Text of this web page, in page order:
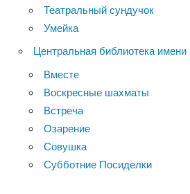
Театральный сундучок
Умейка
Центральная библиотека
Вместе
Воскресные шахматы
Встреча
Озарение
Совушка
Субботние Посиделки